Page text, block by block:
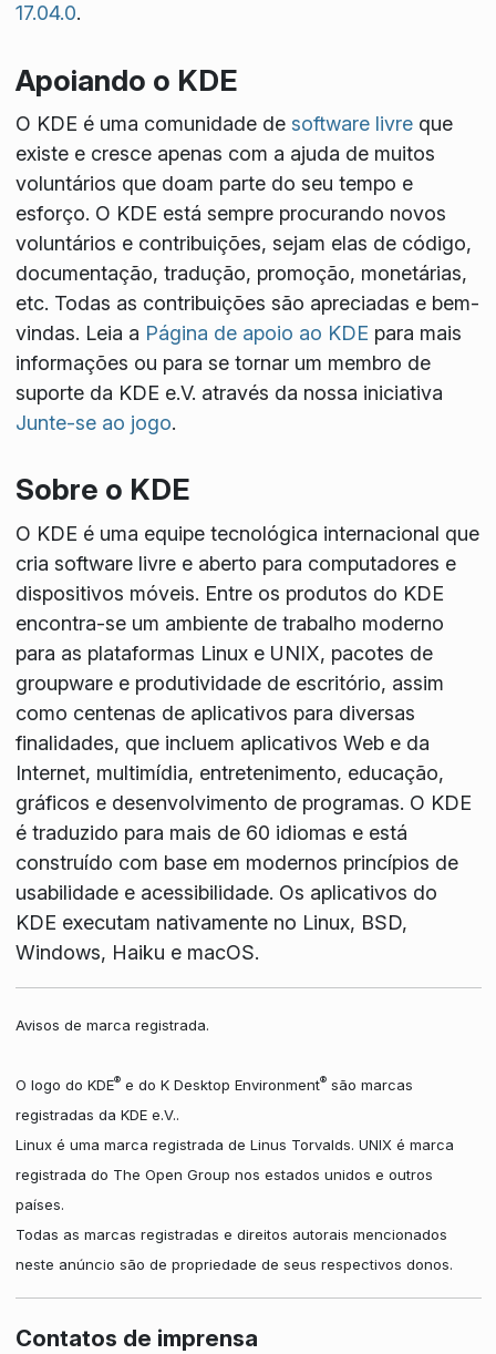
17.04.0.
Apoiando o KDE
O KDE é uma comunidade de software livreque
existe e cresce apenas com a ajuda de muitos
voluntários que doam parte do seu tempo e
esforço. O KDE está sempre procurando novos
voluntários e contribuições, sejam elas de código,
documentação, tradução, promoção, monetárias,
etc. Todas as contribuições são apreciadas e bem-
vindas. Leia a Página de apoio ao KDE para mais
informações ou para se tornar um membro de
suporte da KDE e.V. através da nossa iniciativa
Junte-se ao jogo.
Sobre o KDE
O KDE é uma equipe tecnológica internacional que
cria software livre e aberto para computadores e
dispositivos móveis. Entre os produtos do KDE
encontra-se um ambiente de trabalho moderno
para as plataformas Linux e UNIX, pacotes de
groupware e produtividade de escritório, assim
como centenas de aplicativos para diversas
finalidades, que incluem aplicativos Web e da
Internet, multimídia, entretenimento, educação,
gráficos e desenvolvimento de programas. O KDE
é traduzido para mais de 60 idiomas e está
construído com base em modernos princípios de
usabilidade e acessibilidade. Os aplicativos do
KDE executam nativamente no Linux, BSD,
Windows, Haiku e macOS.
Avisos de marca registrada.
O logo do KDE®e do K Desktop Environment®são marcas
registradas da KDE e.V..
Linux é uma marca registrada de Linus Torvalds. UNIX é marca
registrada do The Open Group nos estados unidos e outros
países.
Todas as marcas registradas e direitos autorais mencionados
neste anúncio são de propriedade de seus respectivos donos.
Contatos de imprensa